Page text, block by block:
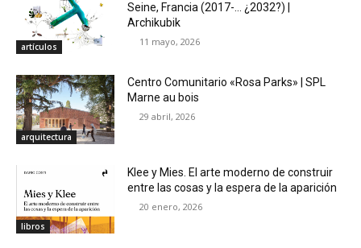
artículos
Seine, Francia (2017-… ¿2032?) |
Archikubik
11 mayo, 2026
arquitectura
Centro Comunitario «Rosa Parks» | SPL
Marne au bois
29 abril, 2026
libros
Klee y Mies. El arte moderno de construir
entre las cosas y la espera de la aparición
20 enero, 2026